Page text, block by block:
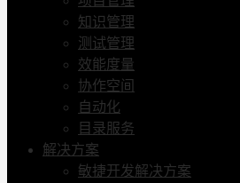
知识管理
测试管理
效能度量
协作空间
自动化
目录服务
解决方案
敏捷开发解决方案